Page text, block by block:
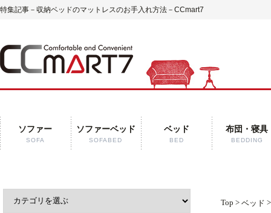
特集記事－収納ベッドのマットレスのお手入れ方法－CCmart7
ソファー
SOFA
ソファーベッド
SOFABED
ベッド
BED
布団・寝具
BEDDING
Top > ベッド